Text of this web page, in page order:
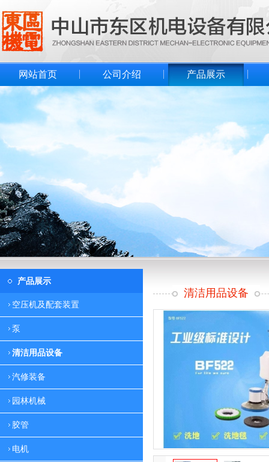
网站首页 公司介绍 产品展示
产品展示
空压机及配套装置
泵
清洁用品设备
汽修装备
园林机械
胶管
电机
清洁用品设备